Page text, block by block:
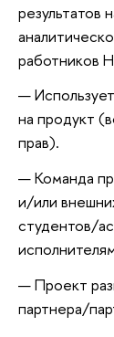
результатов
работников
на продукт
прав).
Команда
и/или
студентов/
Проект
партнера/